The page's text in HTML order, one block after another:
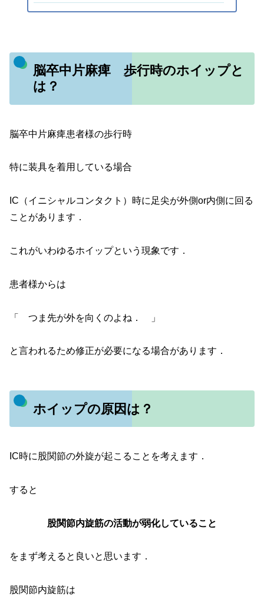
脳卒中片麻痺 歩行時のホイップと
は？
脳卒中片麻痺患者様の歩行時
特に装具を着用している場合
IC（イニシャルコンタクト）時に足尖が外側or内側に回る
ことがあります．
これがいわゆるホイップという現象です．
患者様からは
「 つま先が外を向くのよね． 」
と言われるため修正が必要になる場合があります．
ホイップの原因は？
IC時に股関節の外旋が起こることを考えます．
すると
股関節内旋筋の活動が弱化していること
をまず考えると良いと思います．
股関節内旋筋は